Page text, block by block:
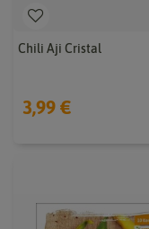
Chili Aji Cristal
3,99 €